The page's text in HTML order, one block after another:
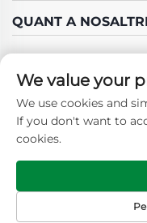
QUANT A
Copyright © 2025 by
GROUP
We value your
We use cookies and
If you don't want to
cookies.